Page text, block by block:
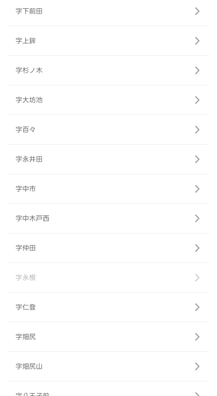
字下前田
字上鉾
字杉ノ木
字大坊池
字百々
字永井田
字中市
字中木戸西
字仲田
字永根
字仁登
字畑尻
字畑尻山